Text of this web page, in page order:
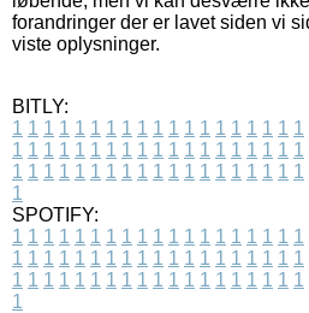
forandringer der er lavet siden vi
viste oplysninger.
BITLY:
1 1 1 1 1 1 1 1 1 1 1 1 1 1 1 1 1 1 1
1 1 1 1 1 1 1 1 1 1 1 1 1 1 1 1 1 1 1
1 1 1 1 1 1 1 1 1 1 1 1 1 1 1 1 1 1 1
1
SPOTIFY:
1 1 1 1 1 1 1 1 1 1 1 1 1 1 1 1 1 1 1
1 1 1 1 1 1 1 1 1 1 1 1 1 1 1 1 1 1 1
1 1 1 1 1 1 1 1 1 1 1 1 1 1 1 1 1 1 1
1